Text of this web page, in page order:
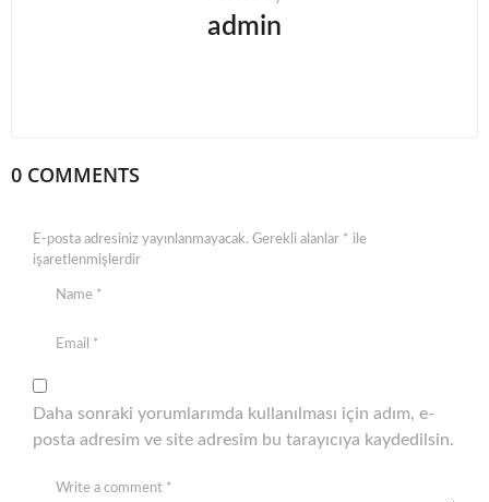
admin
0 COMMENTS
E-posta adresiniz yayınlanmayacak. Gerekli alanlar * ile
işaretlenmişlerdir
Daha sonraki yorumlarımda kullanılması için adım, e-
posta adresim ve site adresim bu tarayıcıya kaydedilsin.